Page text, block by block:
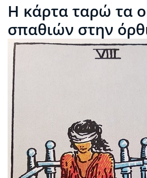
Η κάρτα ταρώ τα
σπαθιών στην